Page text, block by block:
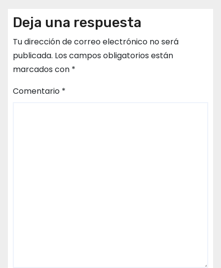
Deja una respuesta
Tu dirección de correo electrónico no será
publicada. Los campos obligatorios están
marcados con *
Comentario *